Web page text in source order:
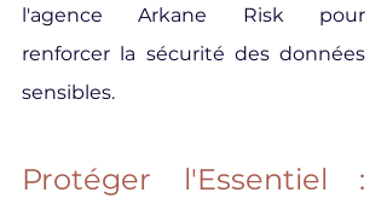
l'agence Arkane Risk pour
renforcer la sécurité des données
sensibles.
Protéger l'Essentiel :